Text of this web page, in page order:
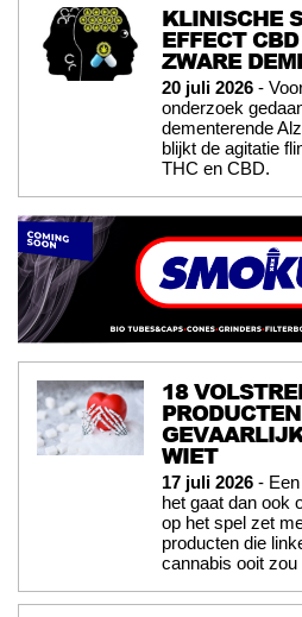
KLINISCHE
EFFECT
ZWARE
20 juli 2026 -
onderzoek
dementerende
blijkt de agitatie
THC en CBD.
18
WIET
17 juli 2026 -
het gaat dan ook
op het spel zet
producten die
cannabis ooit